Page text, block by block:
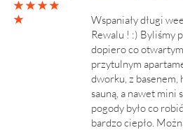
Wspaniały długi
Rewalu ! :) Byliśmy
dopiero co
przytulnym
dworku, z basenem,
sauną, a nawet mini
pogody było co
bardzo ciepło.